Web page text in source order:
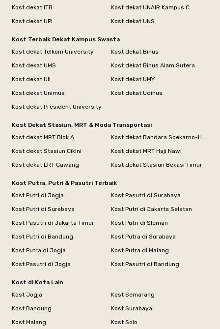
Kost dekat ITB
Kost dekat UNAIR Kampus C
Kost dekat UPI
Kost dekat UNS
Kost Terbaik Dekat Kampus Swasta
Kost dekat Telkom University
Kost dekat Binus
Kost dekat UMS
Kost dekat Binus Alam Sutera
Kost dekat UII
Kost dekat UMY
Kost dekat Unimus
Kost dekat Udinus
Kost dekat President University
Kost Dekat Stasiun, MRT & Moda Transportasi
Kost dekat MRT Blok A
Kost dekat Bandara Soekarno-Hatta
Kost dekat Stasiun Cikini
Kost dekat MRT Haji Nawi
Kost dekat LRT Cawang
Kost dekat Stasiun Bekasi Timur
Kost Putra, Putri & Pasutri Terbaik
Kost Putri di Jogja
Kost Pasutri di Surabaya
Kost Putri di Surabaya
Kost Putri di Jakarta Selatan
Kost Pasutri di Jakarta Timur
Kost Putri di Sleman
Kost Putri di Bandung
Kost Putra di Surabaya
Kost Putra di Jogja
Kost Putra di Malang
Kost Pasutri di Jogja
Kost Pasutri di Bandung
Kost di Kota Lain
Kost Jogja
Kost Semarang
Kost Bandung
Kost Surabaya
Kost Malang
Kost Solo